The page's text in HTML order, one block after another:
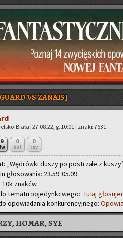
VS ZANAIS]
Bia­ła | 27.08.22, g. 10:01 | znaki: 7631
0
kol
0
czy
„Wę­drów­ki duszy po po­strza­le z
gło­so­wa­nia: 23.59 05.09
10k zna­ków
te­ma­tu po­je­dyn­ko­we­go: Tutaj
opo­wia­da­nia kon­ku­ren­cyj­ne­go:
HOMAR, SYF.